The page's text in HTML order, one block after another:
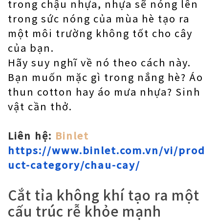
trong chậu nhựa, nhựa sẽ nóng lên
trong sức nóng của mùa hè tạo ra
một môi trường không tốt cho cây
của bạn.
Hãy suy nghĩ về nó theo cách này.
Bạn muốn mặc gì trong nắng hè? Áo
thun cotton hay áo mưa nhựa? Sinh
vật cần thở.
Liên hệ: Binlet
https://www.binlet.com.vn/vi/prod
uct-category/chau-cay/
Cắt tỉa không khí tạo ra một
cấu trúc rễ khỏe mạnh